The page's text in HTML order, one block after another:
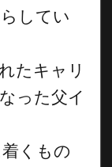
してい
たキャリ
った父イ
くもの